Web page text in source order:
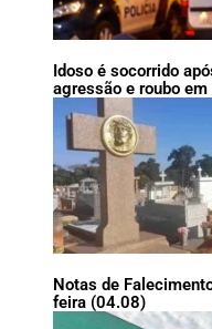
Idoso é socorrido
agressão e roubo
Notas de
feira (04.08)